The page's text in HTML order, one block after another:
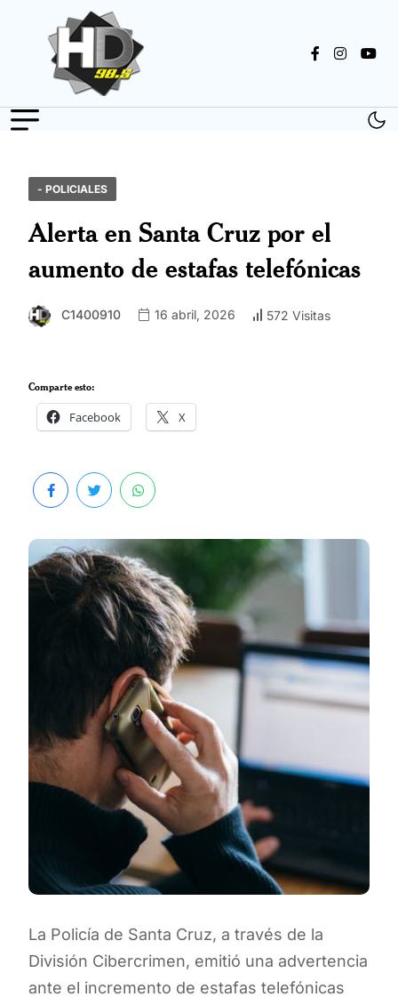
- POLICIALES
Alerta en Santa Cruz por el
aumento de estafas telefónicas
C1400910 16 abril, 2026 572 Visitas
Comparte esto:
Facebook X
La Policía de Santa Cruz, a través de la
División Cibercrimen, emitió una advertencia
ante el incremento de estafas telefónicas